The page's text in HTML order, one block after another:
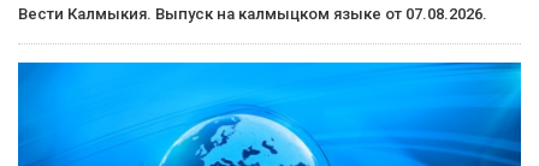
Вести Калмыкия. Выпуск на калмыцком языке от 07.08.2026.